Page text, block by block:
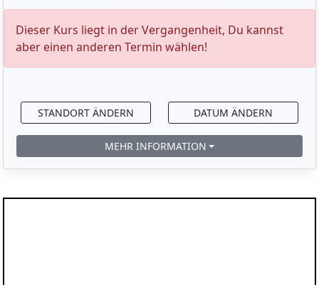
Dieser Kurs liegt in der Vergangenheit, Du kannst
aber einen anderen Termin wählen!
STANDORT ÄNDERN DATUM ÄNDERN
MEHR INFORMATION